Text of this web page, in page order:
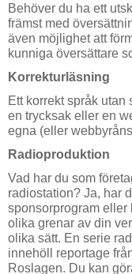
Behöver du ha ett
främst med
även möjlighet att
kunniga översättare
Korrekturläsning
Ett korrekt språk
en trycksak eller en
egna (eller
Radioproduktion
Vad har du som
radiostation? Ja, har
sponsorprogram eller
olika grenar av din
olika sätt. En serie
innehöll reportage
Roslagen. Du kan